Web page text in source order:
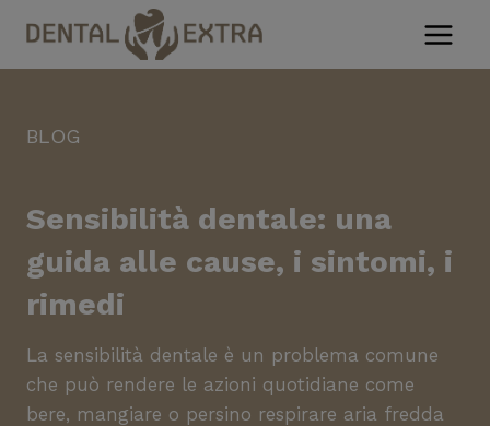
contenuto
BLOG
Sensibilità dentale: una
guida alle cause, i sintomi, i
rimedi
La sensibilità dentale è un problema comune
che può rendere le azioni quotidiane come
bere, mangiare o persino respirare aria fredda